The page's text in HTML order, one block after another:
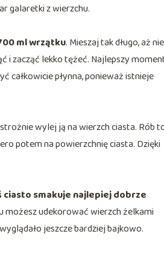
galaretki z wierzchu.
ml wrzątku. Mieszaj tak długo, aż nie
i zacząć lekko tężeć. Najlepszy
całkowicie płynna, ponieważ istnieje
wylej ją na wierzch ciasta. Rób
potem na powierzchnię ciasta. Dzięki
ciasto smakuje najlepiej dobrze
możesz udekorować wierzch żelkami
jeszcze bardziej bajkowo.